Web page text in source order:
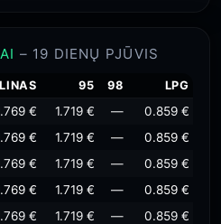
– 19 DIENŲ PJŪVIS
95 98 LPG
€ 1.719 € —
0.859 €
€ 1.719 € —
0.859 €
€ 1.719 € —
0.859 €
€ 1.719 € —
0.859 €
€ 1.719 € —
0.859 €